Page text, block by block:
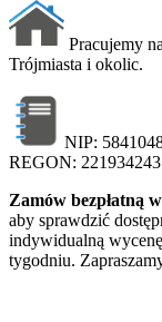
Pracujemy
Trójmiasta i okolic.
NIP:
REGON: 221934243
Zamów bezpłatną
aby sprawdzić
indywidualną
tygodniu.